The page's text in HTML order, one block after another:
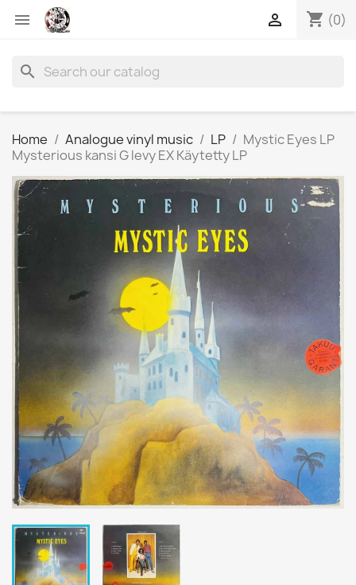
 shopping_cart (0)

search
Home Analogue vinyl music LP
Mystic Eyes LP
Mysterious kansi G levy EX Käytetty LP